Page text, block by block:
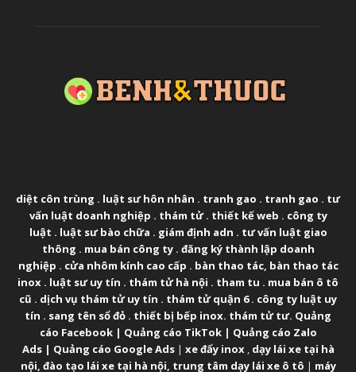
diệt côn trùng . luật sư hôn nhân . tranh gao . tranh gao . tư
vấn luật doanh nghiệp . thám tử. thiết kế web . công ty
luật . luật sư bào chữa . giám định adn . tư vấn luật giao
thông . mua bán công ty. đăng ký thành lập doanh
nghiệp . cửa nhôm kính cao cấp . bàn thao tác, bàn thao tác
inox . luật sư uy tín . thám tử hà nội . tham tu . mua bán ô tô
cũ . dịch vụ thám tử uy tín . thám tử quận 6. công ty luật uy
tín . sang tên sổ đỏ . thiết bị bếp inox. thám tử tư. Quảng
cáo Facebook| Quảng cáo TikTok| Quảng cáo Zalo
Ads| Quảng cáo Google Ads| xe đẩy inox, dạy lái xe tại hà
nội, đào tạo lái xe tại hà nội, trung tâm dạy lái xe ô tô | máy